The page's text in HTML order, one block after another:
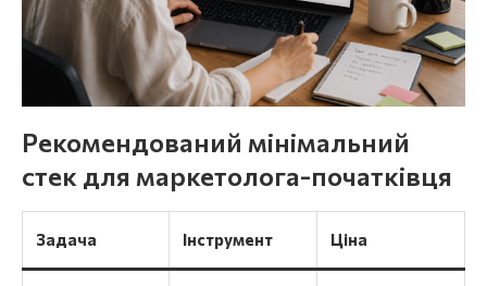
Рекомендований мінімальний
стек для маркетолога-початківця
Задача Інструмент Ціна